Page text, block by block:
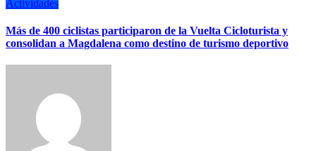
Actividades
Más de 400 ciclistas participaron de la Vuelta Cicloturista y
consolidan a Magdalena como destino de turismo deportivo